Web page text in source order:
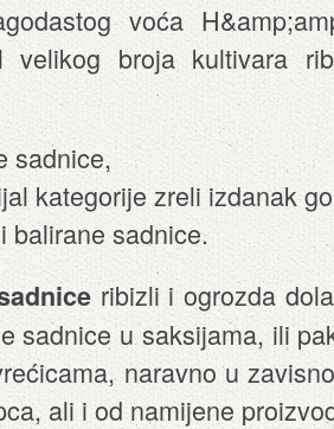
voća
velikog broja kultivara
sadnice,
kategorije zreli izdanak
balirane sadnice.
ribizli i ogrozda
sadnice u saksijama, ili
naravno u
ali i od namijene